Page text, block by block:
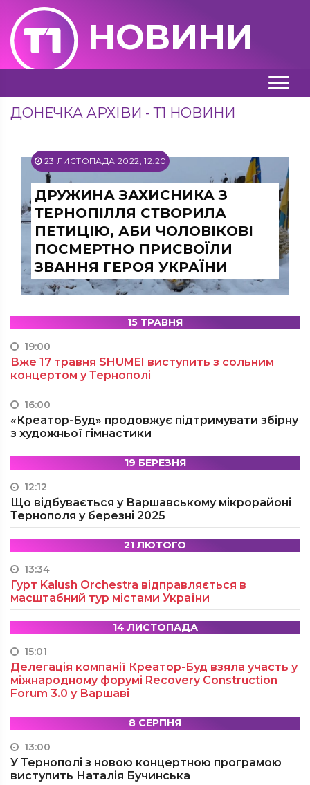
НОВИНИ
ДОНЕЧКА АРХІВИ - Т1 НОВИНИ
23 ЛИСТОПАДА 2022, 12:20
ДРУЖИНА ЗАХИСНИКА З
ТЕРНОПІЛЛЯ СТВОРИЛА
ПЕТИЦІЮ, АБИ ЧОЛОВІКОВІ
ПОСМЕРТНО ПРИСВОЇЛИ
ЗВАННЯ ГЕРОЯ УКРАЇНИ
15 ТРАВНЯ
19:00
Вже 17 травня SHUMEI виступить з сольним
концертом у Тернополі
16:00
«Креатор-Буд» продовжує підтримувати збірну
з художньої гімнастики
19 БЕРЕЗНЯ
12:12
Що відбувається у Варшавському мікрорайоні
Тернополя у березні 2025
21 ЛЮТОГО
13:34
Гурт Kalush Orchestra відправляється в
масштабний тур містами України
14 ЛИСТОПАДА
15:01
Делегація компанії Креатор-Буд взяла участь у
міжнародному форумі Recovery Construction
Forum 3.0 у Варшаві
8 СЕРПНЯ
13:00
У Тернополі з новою концертною програмою
виступить Наталія Бучинська